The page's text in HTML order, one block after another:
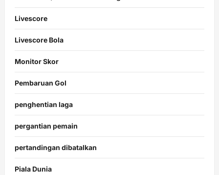
Livescore
Livescore Bola
Monitor Skor
Pembaruan Gol
penghentian laga
pergantian pemain
pertandingan dibatalkan
Piala Dunia